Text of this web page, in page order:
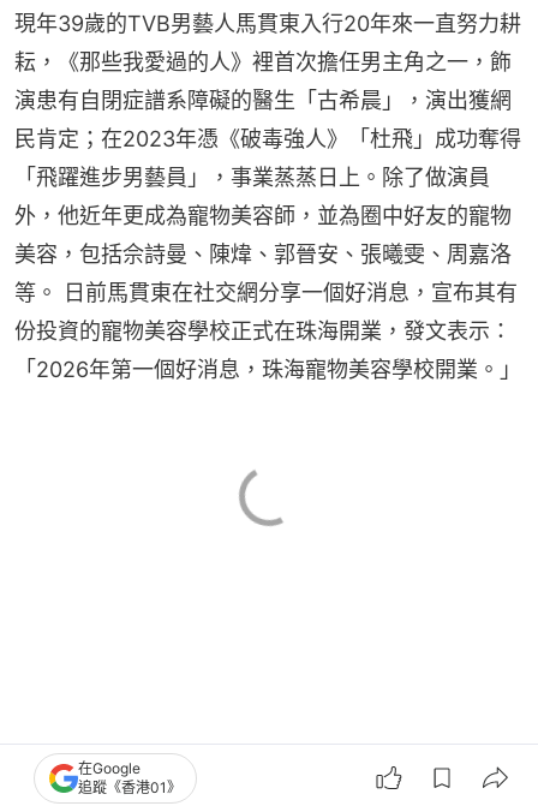
現年39歲的TVB男藝人馬貫東入行20年來一直努力耕
耘，《那些我愛過的人》裡首次擔任男主角之一，飾
演患有自閉症譜系障礙的醫生「古希晨」，演出獲網
民肯定；在2023年憑《破毒強人》「杜飛」成功奪得
「飛躍進步男藝員」，事業蒸蒸日上。除了做演員
外，他近年更成為寵物美容師，並為圈中好友的寵物
美容，包括佘詩曼、陳煒、郭晉安、張曦雯、周嘉洛
等。 日前馬貫東在社交網分享一個好消息，宣布其有
份投資的寵物美容學校正式在珠海開業，發文表示：
「2026年第一個好消息，珠海寵物美容學校開業。」
在Google
追蹤《香港01》